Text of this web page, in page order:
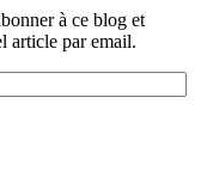
à ce blog et
article par email.